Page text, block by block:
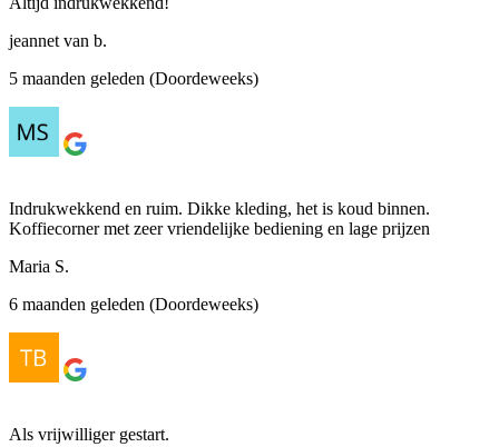
jeannet van b.
5 maanden geleden (Doordeweeks)
Indrukwekkend en ruim. Dikke kleding, het is koud binnen.
Koffiecorner met zeer vriendelijke bediening en lage prijzen
Maria S.
6 maanden geleden (Doordeweeks)
Als vrijwilliger gestart.